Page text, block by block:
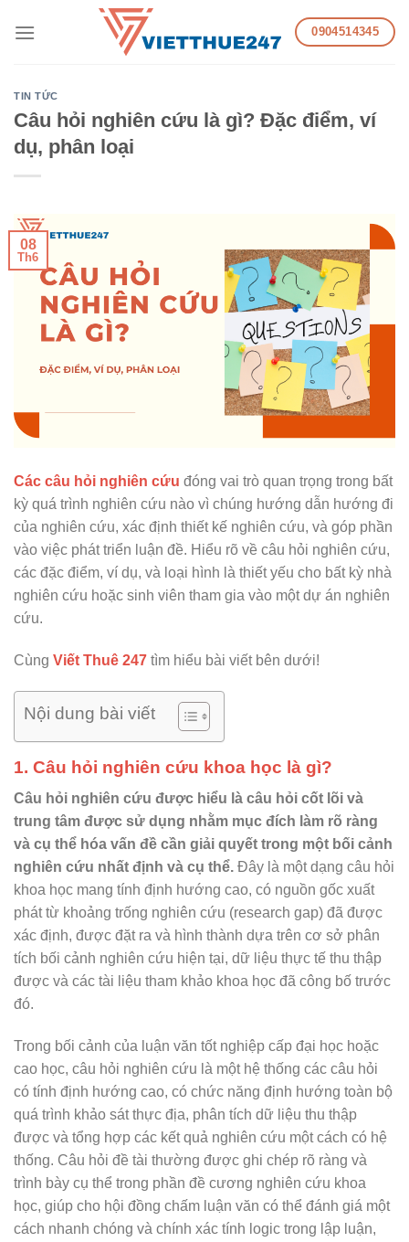
0904514345
TIN TỨC
Câu hỏi nghiên cứu là gì? Đặc điểm, ví
dụ, phân loại
08
Th6
Các câu hỏi nghiên cứu đóng vai trò quan trọng trong bất
kỳ quá trình nghiên cứu nào vì chúng hướng dẫn hướng đi
của nghiên cứu, xác định thiết kế nghiên cứu, và góp phần
vào việc phát triển luận đề. Hiểu rõ về câu hỏi nghiên cứu,
các đặc điểm, ví dụ, và loại hình là thiết yếu cho bất kỳ nhà
nghiên cứu hoặc sinh viên tham gia vào một dự án nghiên
cứu.
Cùng Viết Thuê 247 tìm hiểu bài viết bên dưới!
Nội dung bài viết
1. Câu hỏi nghiên cứu khoa học là gì?
Câu hỏi nghiên cứu được hiểu là câu hỏi cốt lõi và
trung tâm được sử dụng nhằm mục đích làm rõ ràng
và cụ thể hóa vấn đề cần giải quyết trong một bối cảnh
nghiên cứu nhất định và cụ thể. Đây là một dạng câu hỏi
khoa học mang tính định hướng cao, có nguồn gốc xuất
phát từ khoảng trống nghiên cứu (research gap) đã được
xác định, được đặt ra và hình thành dựa trên cơ sở phân
tích bối cảnh nghiên cứu hiện tại, dữ liệu thực tế thu thập
được và các tài liệu tham khảo khoa học đã công bố trước
đó.
Trong bối cảnh của luận văn tốt nghiệp cấp đại học hoặc
cao học, câu hỏi nghiên cứu là một hệ thống các câu hỏi
có tính định hướng cao, có chức năng định hướng toàn bộ
quá trình khảo sát thực địa, phân tích dữ liệu thu thập
được và tổng hợp các kết quả nghiên cứu một cách có hệ
thống. Câu hỏi đề tài thường được ghi chép rõ ràng và
trình bày cụ thể trong phần đề cương nghiên cứu khoa
học, giúp cho hội đồng chấm luận văn có thể đánh giá một
cách nhanh chóng và chính xác tính logic trong lập luận,